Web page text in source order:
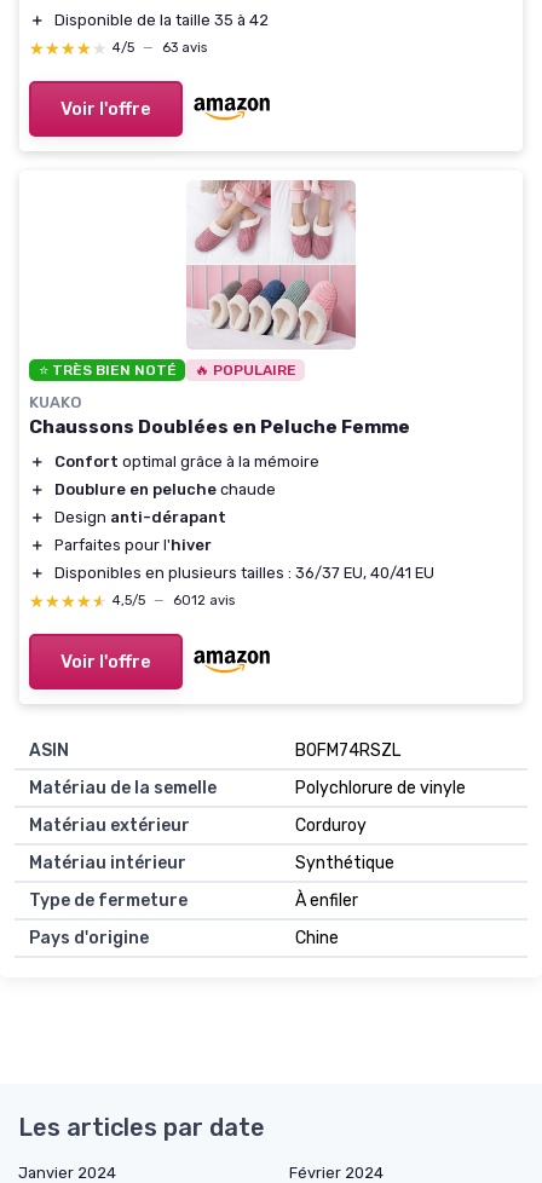
＋
Disponible de la taille 35 à 42
★★★★★
★★★★★ 4/5 — 63 avis
Voir l'offre
⭐ TRÈS BIEN NOTÉ 🔥 POPULAIRE
KUAKO
Chaussons Doublées en Peluche Femme
＋ Confort optimal grâce à la mémoire
＋
Doublure en peluche chaude
＋
Design anti-dérapant
＋
Parfaites pour l'hiver
＋
Disponibles en plusieurs tailles : 36/37 EU, 40/41 EU
★★★★★
★★★★★ 4,5/5 — 6012 avis
Voir l'offre
ASIN
B0FM74RSZL
Matériau de la semelle
Polychlorure de vinyle
Matériau extérieur
Corduroy
Matériau intérieur
Synthétique
Type de fermeture
À enfiler
Pays d'origine
Chine
Les articles par date
Janvier 2024
Février 2024